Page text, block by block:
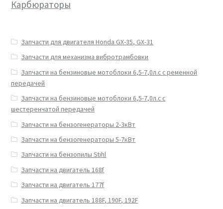
Карбюраторы
Запчасти для двигателя Honda GX-35, GX-31
Запчасти для механизма вибротрамбовки
Запчасти на бензиновые мотоблоки 6,5-7,0л.с с ременной
передачей
Запчасти на бензиновые мотоблоки 6,5-7,0л.с с
шестеренчатой передачей
Запчасти на бензогенераторы 2-3кВт
Запчасти на бензогенераторы 5-7кВт
Запчасти на бензопилы Stihl
Запчасти на двигатель 168f
Запчасти на двигатель 177f
Запчасти на двигатель 188F, 190F, 192F